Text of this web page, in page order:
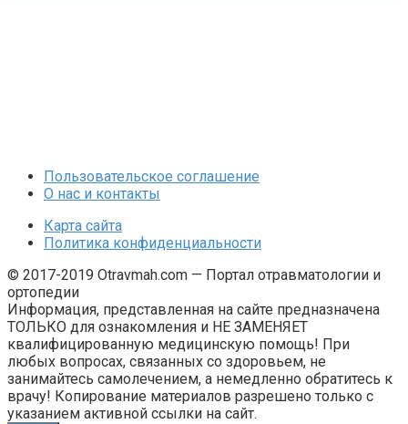
Пользовательское соглашение
О нас и контакты
Карта сайта
Политика конфиденциальности
© 2017-2019 Otravmah.com — Портал отравматологии и
ортопедии
Информация, представленная на сайте предназначена
ТОЛЬКО для ознакомления и НЕ ЗАМЕНЯЕТ
квалифицированную медицинскую помощь! При
любых вопросах, связанных со здоровьем, не
занимайтесь самолечением, а немедленно обратитесь к
врачу! Копирование материалов разрешено только с
указанием активной ссылки на сайт.